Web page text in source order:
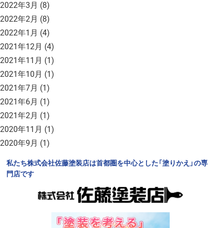
2022年3月 (8)
2022年2月 (8)
2022年1月 (4)
2021年12月 (4)
2021年11月 (1)
2021年10月 (1)
2021年7月 (1)
2021年6月 (1)
2021年2月 (1)
2020年11月 (1)
2020年9月 (1)
私たち株式会社佐藤塗装店は首都圏を中心とした「塗りかえ」の専
門店です